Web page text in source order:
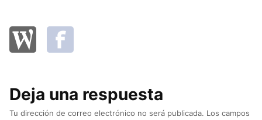
Deja una respuesta
Tu dirección de correo electrónico no será publicada. Los campos